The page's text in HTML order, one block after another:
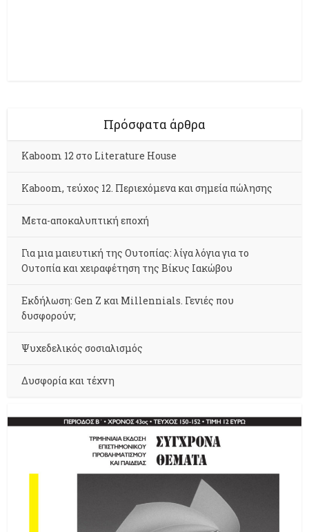
Πρόσφατα άρθρα
Kaboom 12 στο Literature House
Kaboom, τεύχος 12. Περιεχόμενα και σημεία πώλησης
Μετα-αποκαλυπτική εποχή
Για μια μαιευτική της Ουτοπίας: λίγα λόγια για το
Ουτοπία και χειραφέτηση της Βίκυς Ιακώβου
Εκδήλωση: Gen Z και Millennials. Γενιές που
δυσφορούν;
Ψυχεδελικός σοσιαλισμός
Δυσφορία και τέχνη